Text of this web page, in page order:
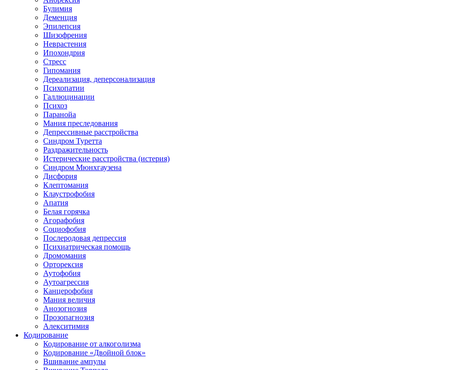
Булимия
Деменция
Эпилепсия
Шизофрения
Неврастения
Ипохондрия
Стресс
Гипомания
Дереализация, деперсонализация
Психопатии
Галлюцинации
Психоз
Паранойа
Мания преследования
Депрессивные расстройства
Синдром Туретта
Раздражительность
Истерические расстройства (истерия)
Синдром Мюнхгаузена
Дисфория
Клептомания
Клаустрофобия
Апатия
Белая горячка
Агорафобия
Социофобия
Послеродовая депрессия
Психиатрическая помощь
Дромомания
Орторексия
Аутофобия
Аутоагрессия
Канцерофобия
Мания величия
Анозогнозия
Прозопагнозия
Алекситимия
Кодирование
Кодирование от алкоголизма
Кодирование «Двойной блок»
Вшивание ампулы